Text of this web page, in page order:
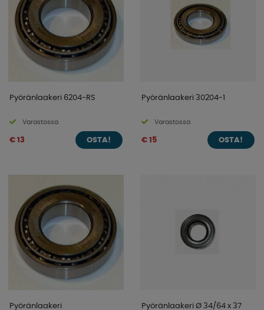
Pyöränlaakeri 6204-RS
Varastossa
€ 13 OSTA!
Pyöränlaakeri 30204-1
Varastossa
€ 15 OSTA!
Pyöränlaakeri Pyöränlaakeri Ø 34/64 x 37